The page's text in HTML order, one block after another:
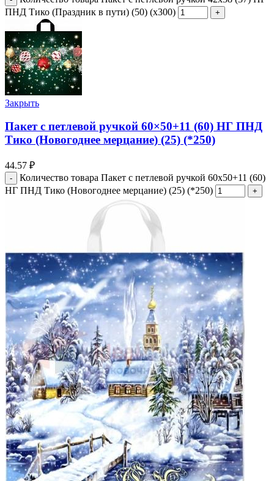
ПНД Тико (Праздник в пути) (50) (х300)
Закрыть
Пакет с петлевой ручкой 60×50+11 (60) НГ ПНД
Тико (Новогоднее мерцание) (25) (*250)
44.57 ₽
Количество товара Пакет с петлевой ручкой 60x50+11 (60)
НГ ПНД Тико (Новогоднее мерцание) (25) (*250)